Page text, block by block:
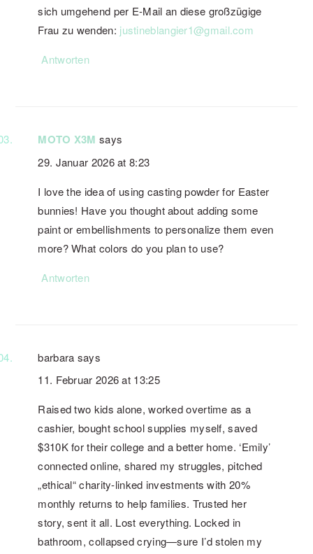
sich umgehend per E-Mail an diese großzügige
Frau zu wenden: justineblangier1@gmail.com
Antworten
MOTO X3M says
29. Januar 2026 at 8:23
I love the idea of using casting powder for Easter
bunnies! Have you thought about adding some
paint or embellishments to personalize them even
more? What colors do you plan to use?
Antworten
barbara says
11. Februar 2026 at 13:25
Raised two kids alone, worked overtime as a
cashier, bought school supplies myself, saved
$310K for their college and a better home. ‘Emily’
connected online, shared my struggles, pitched
„ethical“ charity-linked investments with 20%
monthly returns to help families. Trusted her
story, sent it all. Lost everything. Locked in
bathroom, collapsed crying—sure I’d stolen my